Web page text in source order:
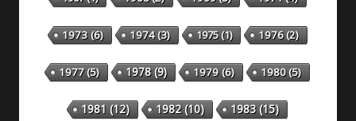
1973(6) 1974(3) 1975(1) 1976(2)
1977(5) 1978(9) 1979(6) 1980(5)
1981 (12) 1982(10) 1983(15)